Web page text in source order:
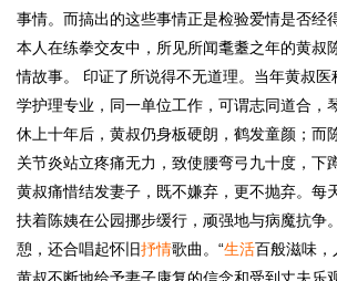
事情。而搞出的这些事情正是检验爱情是否经
本人在练拳交友中，所见所闻耄耋之年的黄叔
情故事。 印证了所说得不无道理。当年黄叔
学护理专业，同一单位工作，可谓志同道合，
休上十年后，黄叔仍身板硬朗，鹤发童颜；而
关节炎站立疼痛无力，致使腰弯弓九十度，下
黄叔痛惜结发妻子，既不嫌弃，更不抛弃。每
扶着陈姨在公园挪步缓行，顽强地与病魔抗争
憩，还合唱起怀旧抒情歌曲。“生活百般滋味，